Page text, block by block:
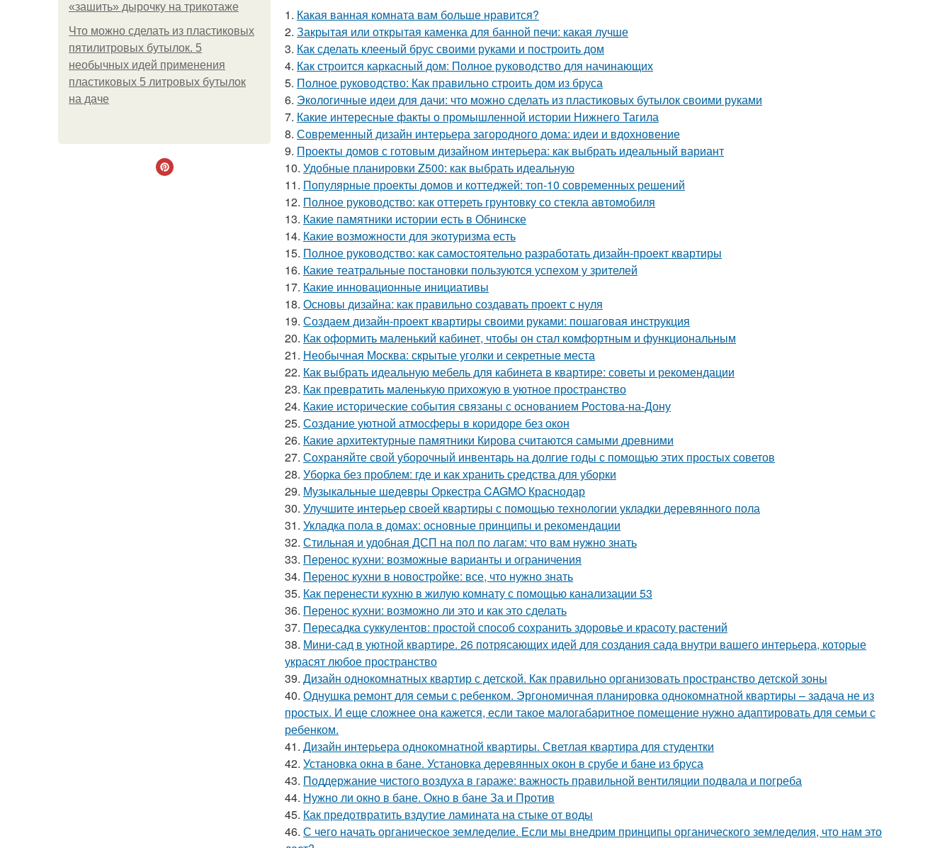
«зашить» дырочку на трикотаже
Что можно сделать из пластиковых
пятилитровых бутылок. 5
необычных идей применения
пластиковых 5 литровых бутылок
на даче
1. Какая ванная комната вам больше нравится?
2. Закрытая или открытая каменка для банной печи: какая лучше
3. Как сделать клееный брус своими руками и построить дом
4. Как строится каркасный дом: Полное руководство для начинающих
5. Полное руководство: Как правильно строить дом из бруса
6. Экологичные идеи для дачи: что можно сделать из пластиковых бутылок своими руками
7. Какие интересные факты о промышленной истории Нижнего Тагила
8. Современный дизайн интерьера загородного дома: идеи и вдохновение
9. Проекты домов с готовым дизайном интерьера: как выбрать идеальный вариант
10. Удобные планировки Z500: как выбрать идеальную
11. Популярные проекты домов и коттеджей: топ-10 современных решений
12. Полное руководство: как оттереть грунтовку со стекла автомобиля
13. Какие памятники истории есть в Обнинске
14. Какие возможности для экотуризма есть
15. Полное руководство: как самостоятельно разработать дизайн-проект квартиры
16. Какие театральные постановки пользуются успехом у зрителей
17. Какие инновационные инициативы
18. Основы дизайна: как правильно создавать проект с нуля
19. Создаем дизайн-проект квартиры своими руками: пошаговая инструкция
20. Как оформить маленький кабинет, чтобы он стал комфортным и функциональным
21. Необычная Москва: скрытые уголки и секретные места
22. Как выбрать идеальную мебель для кабинета в квартире: советы и рекомендации
23. Как превратить маленькую прихожую в уютное пространство
24. Какие исторические события связаны с основанием Ростова-на-Дону
25. Создание уютной атмосферы в коридоре без окон
26. Какие архитектурные памятники Кирова считаются самыми древними
27. Сохраняйте свой уборочный инвентарь на долгие годы с помощью этих простых советов
28. Уборка без проблем: где и как хранить средства для уборки
29. Музыкальные шедевры Оркестра CAGMO Краснодар
30. Улучшите интерьер своей квартиры с помощью технологии укладки деревянного пола
31. Укладка пола в домах: основные принципы и рекомендации
32. Стильная и удобная ДСП на пол по лагам: что вам нужно знать
33. Перенос кухни: возможные варианты и ограничения
34. Перенос кухни в новостройке: все, что нужно знать
35. Как перенести кухню в жилую комнату с помощью канализации 53
36. Перенос кухни: возможно ли это и как это сделать
37. Пересадка суккулентов: простой способ сохранить здоровье и красоту растений
38. Мини-сад в уютной квартире. 26 потрясающих идей для создания сада внутри вашего интерьера, которые
украсят любое пространство
39. Дизайн однокомнатных квартир с детской. Как правильно организовать пространство детской зоны
40. Однушка ремонт для семьи с ребенком. Эргономичная планировка однокомнатной квартиры – задача не из
простых. И еще сложнее она кажется, если такое малогабаритное помещение нужно адаптировать для семьи с
ребенком.
41. Дизайн интерьера однокомнатной квартиры. Светлая квартира для студентки
42. Установка окна в бане. Установка деревянных окон в срубе и бане из бруса
43. Поддержание чистого воздуха в гараже: важность правильной вентиляции подвала и погреба
44. Нужно ли окно в бане. Окно в бане За и Против
45. Как предотвратить вздутие ламината на стыке от воды
46. С чего начать органическое земледелие. Если мы внедрим принципы органического земледелия, что нам это